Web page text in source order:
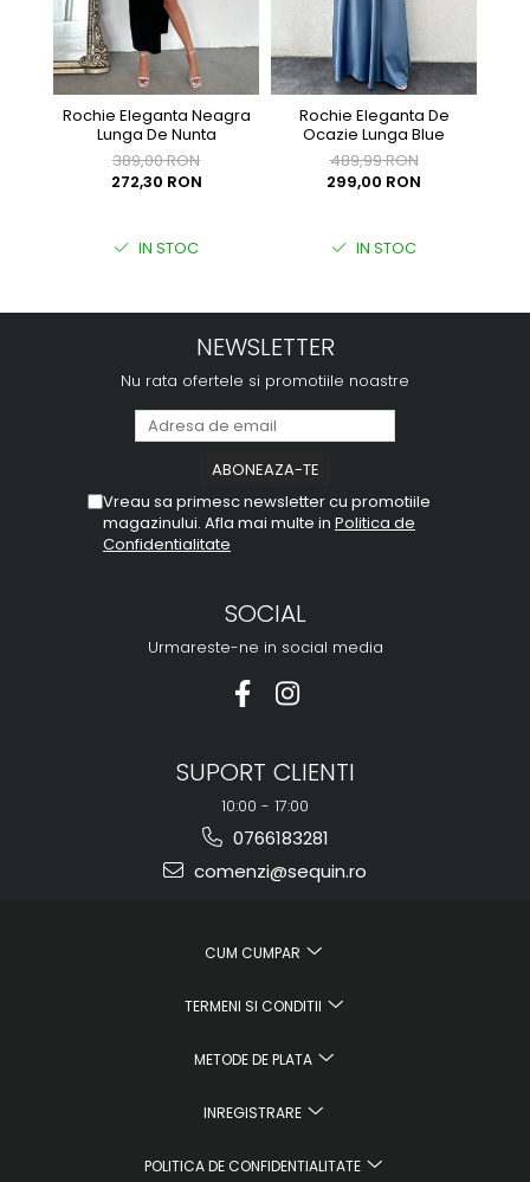
Rochie Eleganta Neagra
Lunga De Nunta
389,00 RON
272,30 RON
IN STOC
Rochie Eleganta De
Ocazie Lunga Blue
489,99 RON
299,00 RON
IN STOC
NEWSLETTER
Nu rata ofertele si promotiile noastre
Vreau sa primesc newsletter cu promotiile
magazinului. Afla mai multe in Politica de
Confidentialitate
SOCIAL
Urmareste-ne in social media
SUPORT CLIENTI
10:00 - 17:00
0766183281
comenzi@sequin.ro
CUM CUMPAR
TERMENI SI CONDITII
METODE DE PLATA
INREGISTRARE
POLITICA DE CONFIDENTIALITATE